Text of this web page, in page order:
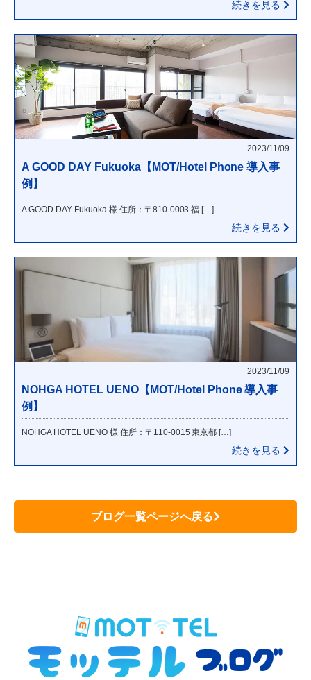
続きを見る
2023/11/09
A GOOD DAY Fukuoka【MOT/Hotel Phone 導入事
例】
A GOOD DAY Fukuoka 様 住所：〒810-0003 福 […]
続きを見る
2023/11/09
NOHGA HOTEL UENO【MOT/Hotel Phone 導入事
例】
NOHGA HOTEL UENO 様 住所：〒110-0015 東京都 […]
続きを見る
ブログ一覧ページへ戻る